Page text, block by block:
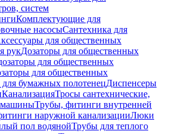
систем
Комплектующие для
насосыСантехника для
для общественных
рукДозаторы для общественных
для общественных
для общественных
бумажных полотенецДиспенсеры
КанализацияТросы сантехнические,
машиныТрубы, фитинги внутренней
наружной канализацииЛюки
пол водянойТрубы для теплого